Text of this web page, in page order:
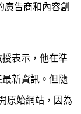
告商和內容創
表示，他在準
新資訊。但隨
原始網站，因為